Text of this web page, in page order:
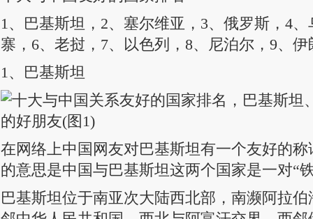
1、巴基斯坦，2、塞尔维亚，3、俄罗斯，4
寨，6、老挝，7、以色列，8、尼泊尔，9、
1、巴基斯坦
在网络上中国网友对巴基斯坦有一个友好的称
的意思是中国与巴基斯坦这两个国家是一对“
巴基斯坦位于南亚次大陆西北部，南濒阿拉